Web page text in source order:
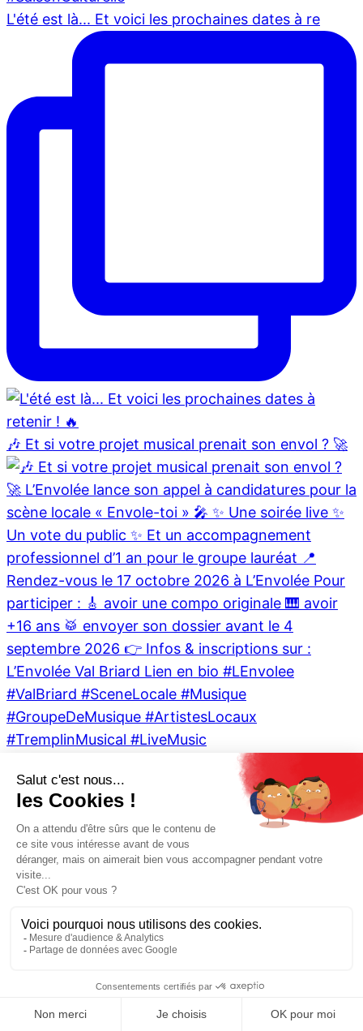
L'été est là... Et voici les prochaines dates à re
🎶 Et si votre projet musical prenait son envol ? 🚀
🌙🎶🎬 CONCERT & CINÉ EN PLEIN AIR Vendredi
26 juin,